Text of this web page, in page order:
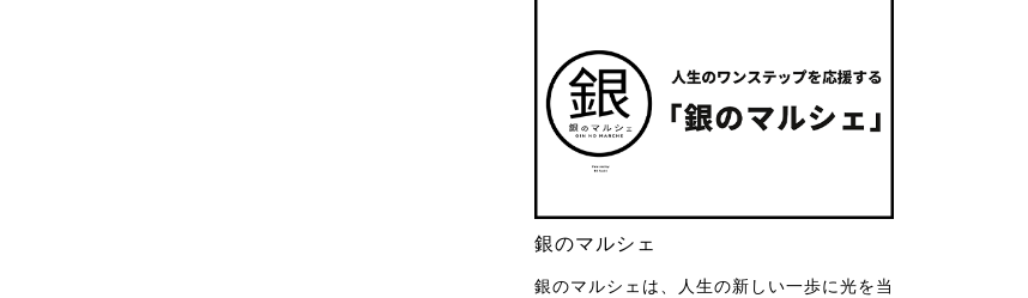
銀のマルシェ
銀のマルシェは、人生の新しい一歩に光を当